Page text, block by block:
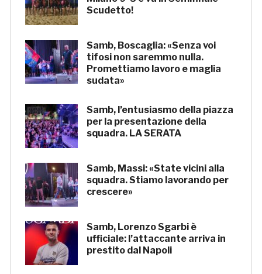
Scudetto!
Samb, Boscaglia: «Senza voi
tifosi non saremmo nulla.
Promettiamo lavoro e maglia
sudata»
Samb, l’entusiasmo della piazza
per la presentazione della
squadra. LA SERATA
Samb, Massi: «State vicini alla
squadra. Stiamo lavorando per
crescere»
Samb, Lorenzo Sgarbi è
ufficiale: l’attaccante arriva in
prestito dal Napoli